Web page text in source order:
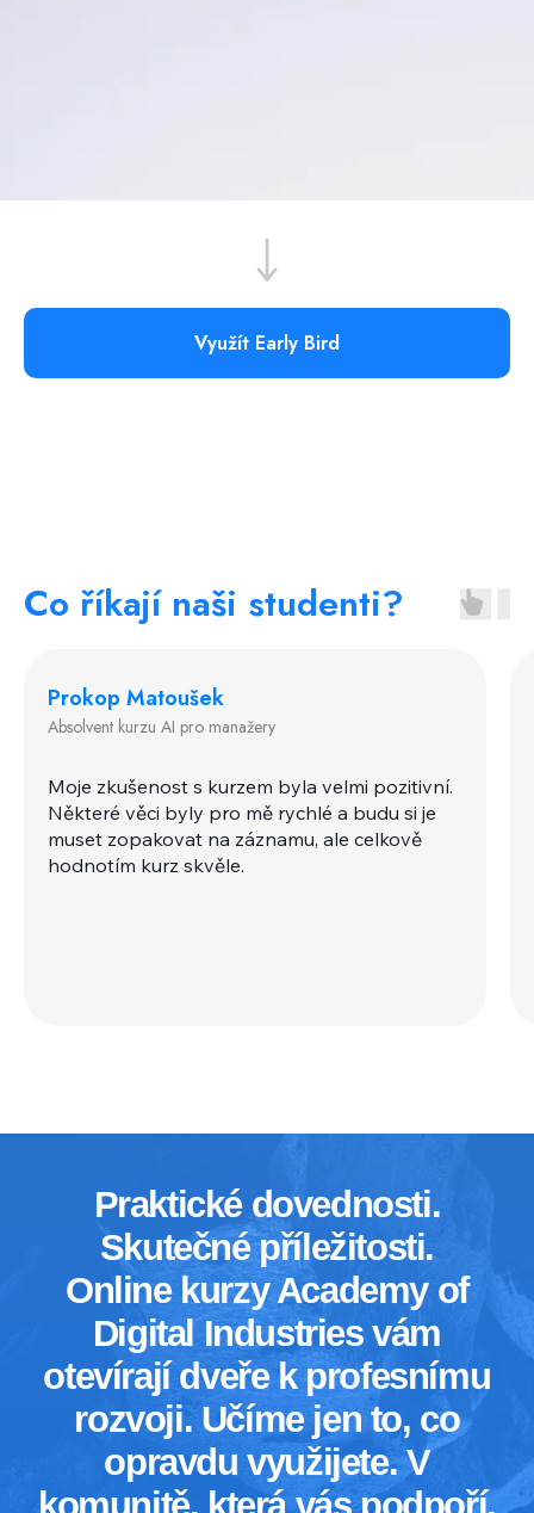
Využít Early Bird
Co říkají naši studenti?
Prokop Matoušek
Absolvent kurzu AI pro manažery
Moje zkušenost s kurzem byla velmi pozitivní.
Některé věci byly pro mě rychlé a budu si je
muset zopakovat na záznamu, ale celkově
hodnotím kurz skvěle.